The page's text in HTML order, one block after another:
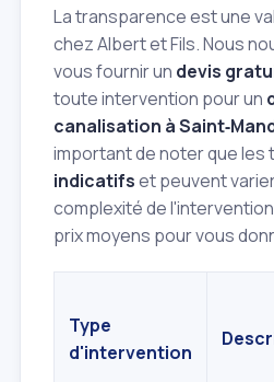
La transparence est une
chez Albert et Fils. Nous
vous fournir un devis
toute intervention pour un
canalisation à
important de noter que les
indicatifset peuvent
complexité de
prix moyens pour vous
Type
d'intervention